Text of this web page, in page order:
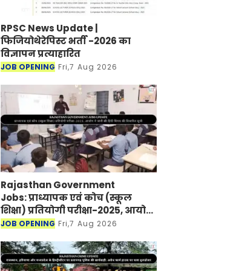
RPSC News Update |
फिजियोथेरेपिस्ट भर्ती -2026 का
विज्ञापन प्रत्याहारित
JOB OPENING Fri,7 Aug 2026
Rajasthan Government
Jobs: प्राध्यापक एवं कोच (स्कूल
शिक्षा) प्रतियोगी परीक्षा-2025, आयोग
ने जारी की हिंदी विषय की विचारित
JOB OPENING Fri,7 Aug 2026